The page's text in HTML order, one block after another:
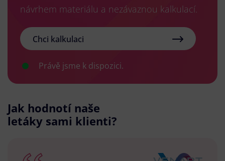
návrhem materiálu a nezávaznou kalkulací.
Chci kalkulaci
Právě jsme k dispozici.
Jak hodnotí naše
letáky sami klienti?